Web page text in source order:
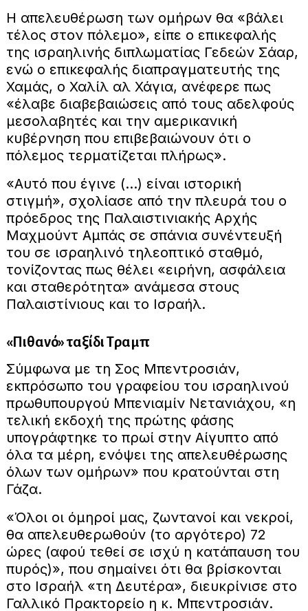
Η απελευθέρωση των ομήρων θα «βάλει
τέλος στον πόλεμο», είπε ο επικεφαλής
της ισραηλινής διπλωματίας Γεδεών Σάαρ,
ενώ ο επικεφαλής διαπραγματευτής της
Χαμάς, ο Χαλίλ αλ Χάγια, ανέφερε πως
«έλαβε διαβεβαιώσεις από τους αδελφούς
μεσολαβητές και την αμερικανική
κυβέρνηση που επιβεβαιώνουν ότι ο
πόλεμος τερματίζεται πλήρως».
«Αυτό που έγινε (...) είναι ιστορική
στιγμή», σχολίασε από την πλευρά του ο
πρόεδρος της Παλαιστινιακής Αρχής
Μαχμούντ Αμπάς σε σπάνια συνέντευξή
του σε ισραηλινό τηλεοπτικό σταθμό,
τονίζοντας πως θέλει «ειρήνη, ασφάλεια
και σταθερότητα» ανάμεσα στους
Παλαιστίνιους και το Ισραήλ.
«Πιθανό» ταξίδι Τραμπ
Σύμφωνα με τη Σος Μπεντροσιάν,
εκπρόσωπο του γραφείου του ισραηλινού
πρωθυπουργού Μπενιαμίν Νετανιάχου, «η
τελική εκδοχή της πρώτης φάσης
υπογράφτηκε το πρωί στην Αίγυπτο από
όλα τα μέρη, ενόψει της απελευθέρωσης
όλων των ομήρων» που κρατούνται στη
Γάζα.
«Όλοι οι όμηροί μας, ζωντανοί και νεκροί,
θα απελευθερωθούν (το αργότερο) 72
ώρες (αφού τεθεί σε ισχύ η κατάπαυση του
πυρός)», που σημαίνει ότι θα βρίσκονται
στο Ισραήλ «τη Δευτέρα», διευκρίνισε στο
Γαλλικό Πρακτορείο η κ. Μπεντροσιάν.